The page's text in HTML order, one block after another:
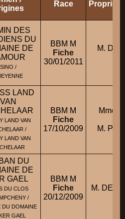
Race
DES
DU
DE
SINO /
BBM M
Fiche
30/01/2011
M. DE
LAND
VAN
LAND VAN
/
LAND VAN
BBM M
Fiche
17/10/2009
Mme
M.
DU
DE
GAEL
DU CLOS
/
DU DOMAINE
GAEL
BBM M
Fiche
20/12/2009
M.